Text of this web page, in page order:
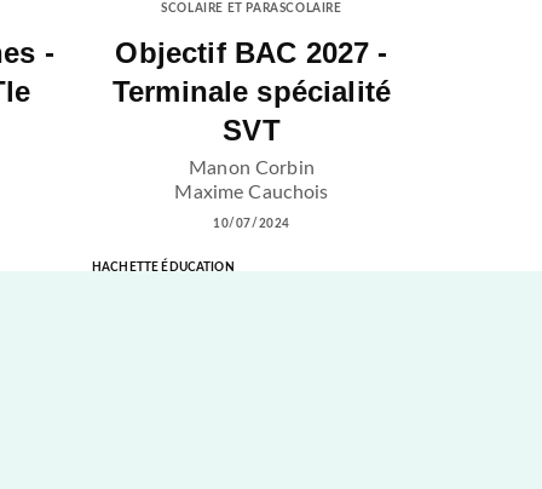
-
SCOLAIRE ET PARASCOLAIRE
Objectif BAC 2027 -
Terminale spécialité
SVT
Manon Corbin
Maxime Cauchois
10/07/2024
HACHETTE ÉDUCATION